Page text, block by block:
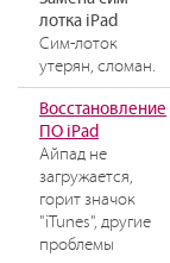
лотка iPad
Сим-лоток
утерян, сломан.
Восстановление
ПО iPad
Айпад не
загружается,
горит значок
"iTunes", другие
проблемы